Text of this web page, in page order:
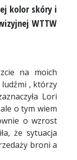
kolor skóry i
WTTW
na moich
ludźmi , którzy
Lori
o tym wiem
o wzrost
że sytuacja
broni a